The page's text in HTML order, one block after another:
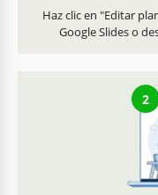
Haz clic en "Editar
Google Slides o
2